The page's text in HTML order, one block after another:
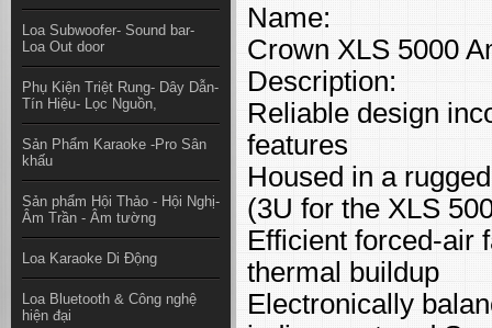
Loa Subwoofer- Sound bar-
Loa Out door
Phụ Kiện Triệt Rung- Dây Dẫn-
Tín Hiệu- Lọc Nguồn,
Sản Phẩm Karaoke -Pro Sân
khấu
Sản phẩm Hội Thảo - Hội Nghị-
Âm Trần - Âm tường
Loa Karaoke Di Động
Loa Bluetooth & Công nghệ
hiện đại
Name:
Crown XLS 5000
Description:
Reliable design
features
Housed in a
(3U for the XLS
Efficient forced-air
thermal buildup
Electronically